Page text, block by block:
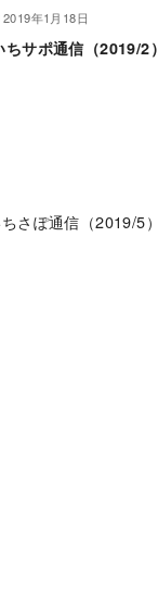
2019年1月18日
ちサポ通信（2019/2）
さぽ通信（2019/5）